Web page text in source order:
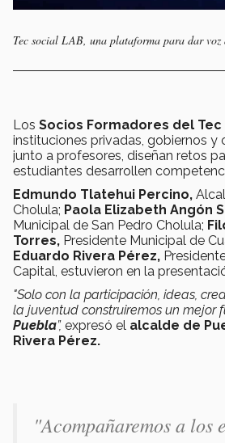
Tec social LAB, una plataforma para dar voz
Los Socios Formadores del
instituciones privadas, gobiernos y
junto a profesores, diseñan retos
estudiantes desarrollen
Edmundo Tlatehui Percino,
Cholula; Paola Elizabeth Angón
Municipal de San Pedro Cholula;
Torres, Presidente Municipal de
Eduardo Rivera Pérez,
Capital, estuvieron en la
"Solo con la participación, ideas,
la juventud construiremos un mejor
Puebla”, expresó el alcalde de
Rivera Pérez.
"Acompañaremos a los